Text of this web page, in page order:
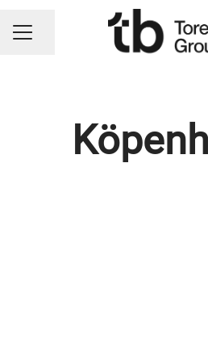
KARRIÄRMENY
Dela sidan